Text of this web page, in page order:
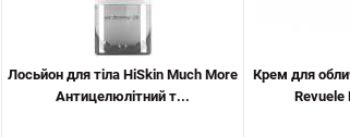
Лосьйон для тіла HiSkin Much More
Антицелюлітний т...
Крем для
Revuele